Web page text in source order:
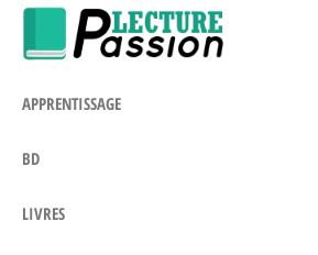
Saltar
APPRENTISSAGE
BD
LIVRES